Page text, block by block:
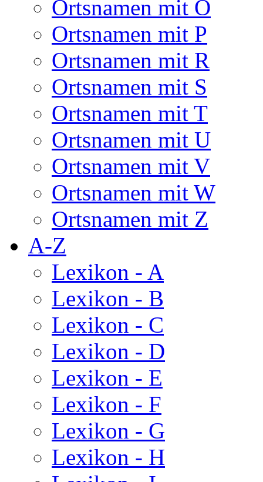
Ortsnamen mit O
Ortsnamen mit P
Ortsnamen mit R
Ortsnamen mit S
Ortsnamen mit T
Ortsnamen mit U
Ortsnamen mit V
Ortsnamen mit W
Ortsnamen mit Z
A-Z
Lexikon - A
Lexikon - B
Lexikon - C
Lexikon - D
Lexikon - E
Lexikon - F
Lexikon - G
Lexikon - H